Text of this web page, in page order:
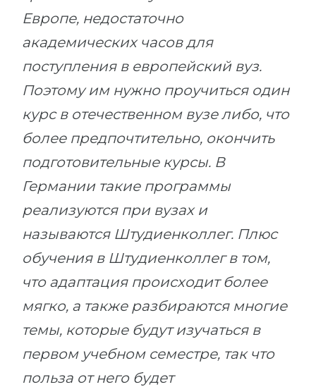
Европе, недостаточно
академических часов для
поступления в европейский вуз.
Поэтому им нужно проучиться один
курс в отечественном вузе либо, что
более предпочтительно, окончить
подготовительные курсы. В
Германии такие программы
реализуются при вузах и
называются Штудиенколлег. Плюс
обучения в Штудиенколлег в том,
что адаптация происходит более
мягко, а также разбираются многие
темы, которые будут изучаться в
первом учебном семестре, так что
польза от него будет